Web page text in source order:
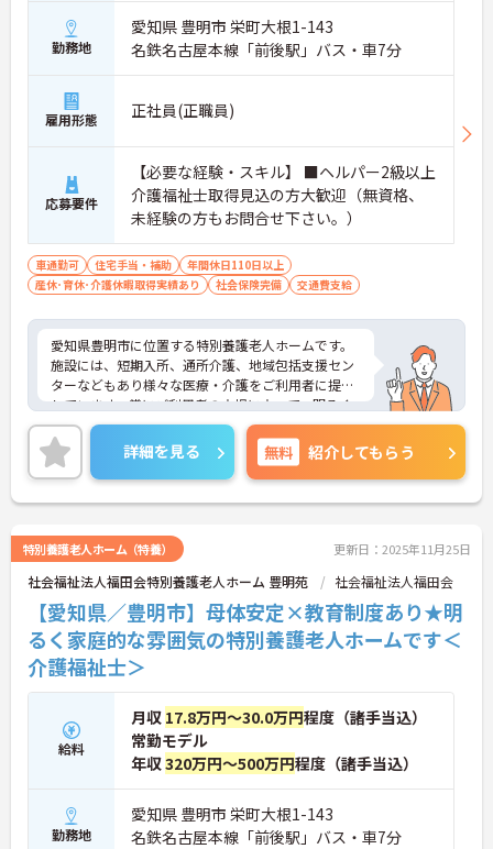
勤務地
愛知県 豊明市 栄町大根1-143
名鉄名古屋本線「前後駅」バス・車7分
雇用形態 正社員(正職員)
応募要件
【必要な経験・スキル】 ■ヘルパー2級以上
介護福祉士取得見込の方大歓迎（無資格、
未経験の方もお問合せ下さい。）
車通勤可 住宅手当・補助
年間休日110日以上
産休･育休･介護休暇取得実績あり
社会保険完備 交通費支給
愛知県豊明市に位置する特別養護老人ホームです。
施設には、短期入所、通所介護、地域包括支援セン
ターなどもあり様々な医療・介護をご利用者に提供
しています。常にご利用者の立場に立って、明るく
家庭的な雰囲気を大切にしている施設です。興味の
ある方は是非ご応募ください。
詳細を見る 無料 紹介してもらう
特別養護老人ホーム（特養） 更新日：2025年11月25日
社会福祉法人福田会特別養護老人ホーム 豊明苑 社会福祉法人福田会
【愛知県／豊明市】母体安定×教育制度あり★明
るく家庭的な雰囲気の特別養護老人ホームです＜
介護福祉士＞
給料
月収 17.8万円～30.0万円程度（諸手当込）
常勤モデル
年収320万円～500万円程度（諸手当込）
勤務地
愛知県 豊明市 栄町大根1-143
名鉄名古屋本線「前後駅」バス・車7分